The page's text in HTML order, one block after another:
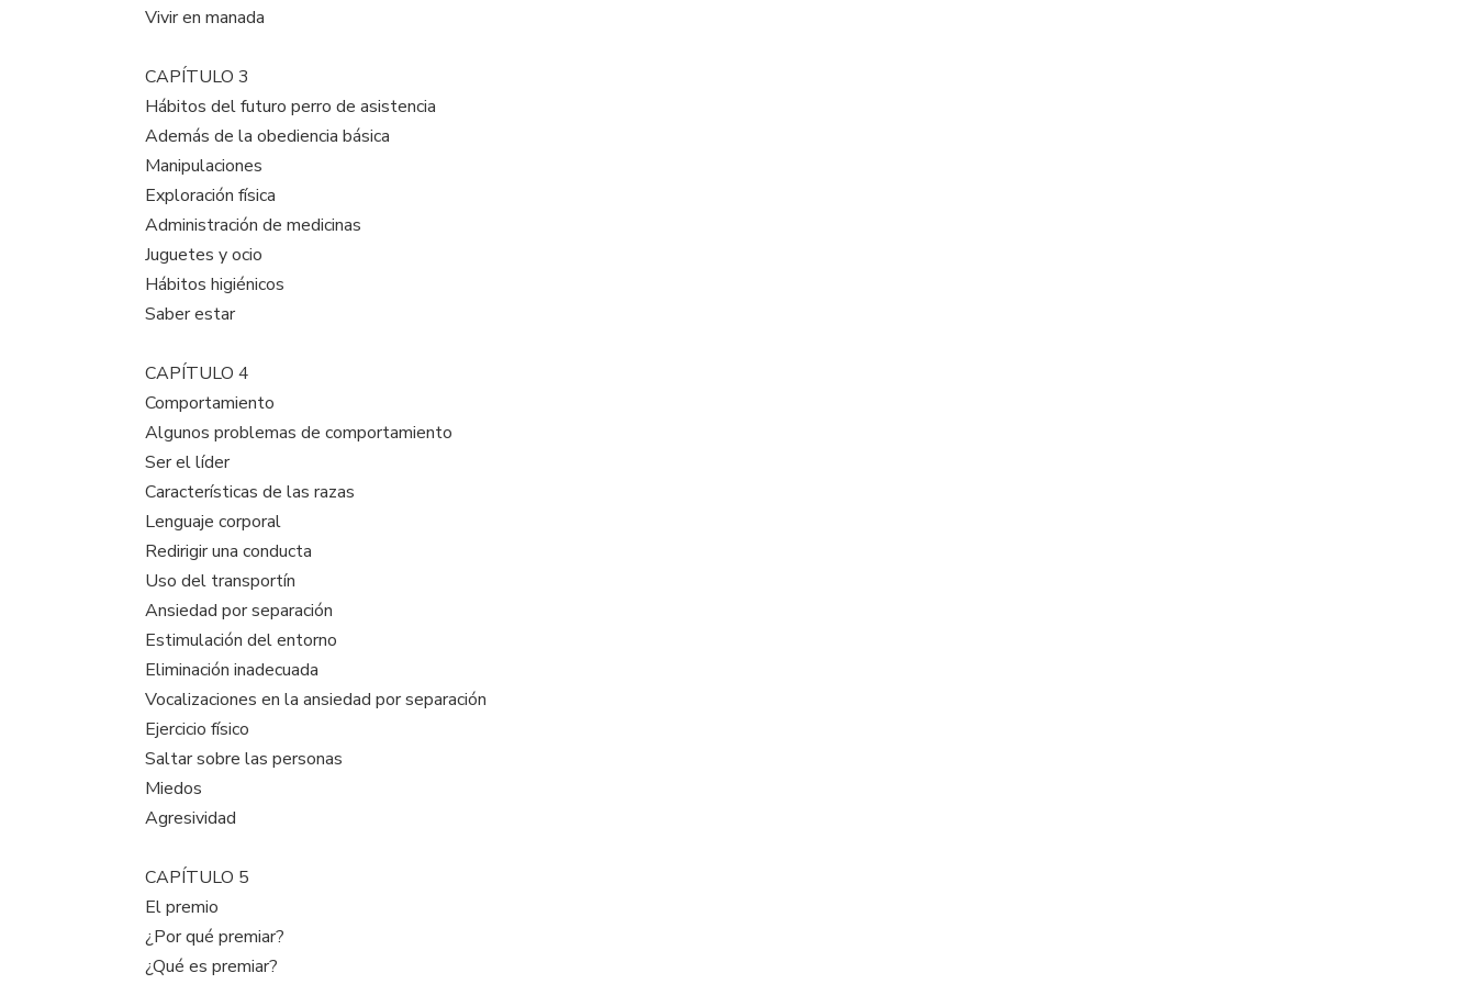
Vivir en manada
CAPÍTULO 3
Hábitos del futuro perro de asistencia
Además de la obediencia básica
Manipulaciones
Exploración física
Administración de medicinas
Juguetes y ocio
Hábitos higiénicos
Saber estar
CAPÍTULO 4
Comportamiento
Algunos problemas de comportamiento
Ser el líder
Características de las razas
Lenguaje corporal
Redirigir una conducta
Uso del transportín
Ansiedad por separación
Estimulación del entorno
Eliminación inadecuada
Vocalizaciones en la ansiedad por separación
Ejercicio físico
Saltar sobre las personas
Miedos
Agresividad
CAPÍTULO 5
El premio
¿Por qué premiar?
¿Qué es premiar?